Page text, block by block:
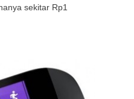
sekitar Rp1